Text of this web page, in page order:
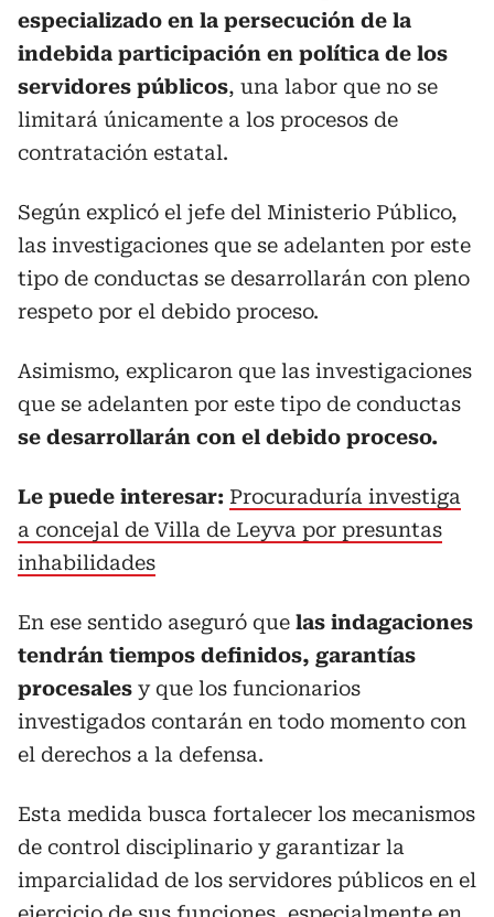
especializado en la persecución de la
indebida participación en política de los
servidores públicos, una labor que no se
limitará únicamente a los procesos de
contratación estatal.
Según explicó el jefe del Ministerio Público,
las investigaciones que se adelanten por este
tipo de conductas se desarrollarán con pleno
respeto por el debido proceso.
Asimismo, explicaron que las investigaciones
que se adelanten por este tipo de conductas
se desarrollarán con el debido proceso.
Le puede interesar: Procuraduría investiga
a concejal de Villa de Leyva por presuntas
inhabilidades
En ese sentido aseguró que las indagaciones
tendrán tiempos definidos, garantías
procesales y que los funcionarios
investigados contarán en todo momento con
el derechos a la defensa.
Esta medida busca fortalecer los mecanismos
de control disciplinario y garantizar la
imparcialidad de los servidores públicos en el